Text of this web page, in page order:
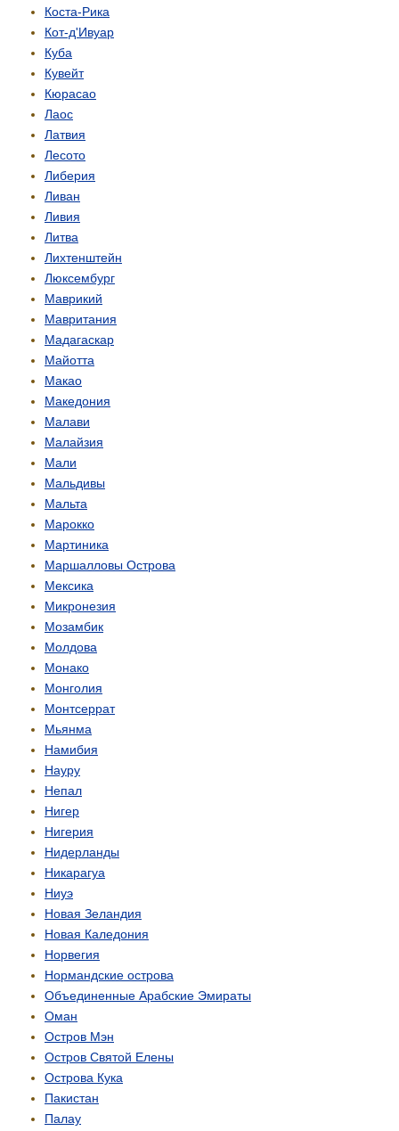
Коста-Рика
Кот-д'Ивуар
Куба
Кувейт
Кюрасао
Лаос
Латвия
Лесото
Либерия
Ливан
Ливия
Литва
Лихтенштейн
Люксембург
Маврикий
Мавритания
Мадагаскар
Майотта
Макао
Македония
Малави
Малайзия
Мали
Мальдивы
Мальта
Марокко
Мартиника
Маршалловы Острова
Мексика
Микронезия
Мозамбик
Молдова
Монако
Монголия
Монтсеррат
Мьянма
Намибия
Науру
Непал
Нигер
Нигерия
Нидерланды
Никарагуа
Ниуэ
Новая Зеландия
Новая Каледония
Норвегия
Нормандские острова
Объединенные Арабские Эмираты
Оман
Остров Мэн
Остров Святой Елены
Острова Кука
Пакистан
Палау